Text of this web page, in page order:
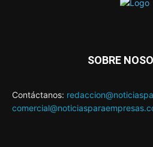
SOBRE
Contáctanos: